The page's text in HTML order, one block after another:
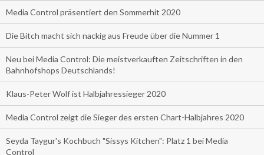
Media Control präsentiert den Sommerhit 2020
Die Bitch macht sich nackig aus Freude über die Nummer 1
Neu bei Media Control: Die meistverkauften Zeitschriften in den
Bahnhofshops Deutschlands!
Klaus-Peter Wolf ist Halbjahressieger 2020
Media Control zeigt die Sieger des ersten Chart-Halbjahres 2020
Seyda Taygur's Kochbuch "Sissys Kitchen": Platz 1 bei Media
Control